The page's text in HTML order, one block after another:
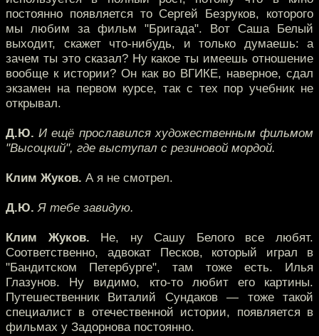
постоянно появляется то Сергей Безруков, которого
мы любим за фильм "Бригада". Вот Саша Белый
выходит, скажет что-нибудь, и только думаешь: а
зачем ты это сказал? Ну какое ты имеешь отношение
вообще к истории? Он как во ВГИКЕ, наверное, сдал
экзамен на первом курсе, так с тех пор учебник не
открывал.
Д.Ю. И ещё прославился художественным фильмом
"Высоцкий", где выступал с резиновой мордой.
Клим Жуков. А я не смотрел.
Д.Ю. Я тебе завидую.
Клим Жуков. Не, ну Сашу Белого все любят.
Соответственно, адвокат Песков, который играл в
"Бандитском Петербурге", там тоже есть. Илья
Глазунов. Ну видимо, кто-то любит его картины.
Путешественник Виталий Сундаков — тоже такой
специалист в отечественной истории, появляется в
фильмах у Задорнова постоянно.